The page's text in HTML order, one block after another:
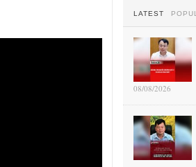
LATEST
08/08/2026